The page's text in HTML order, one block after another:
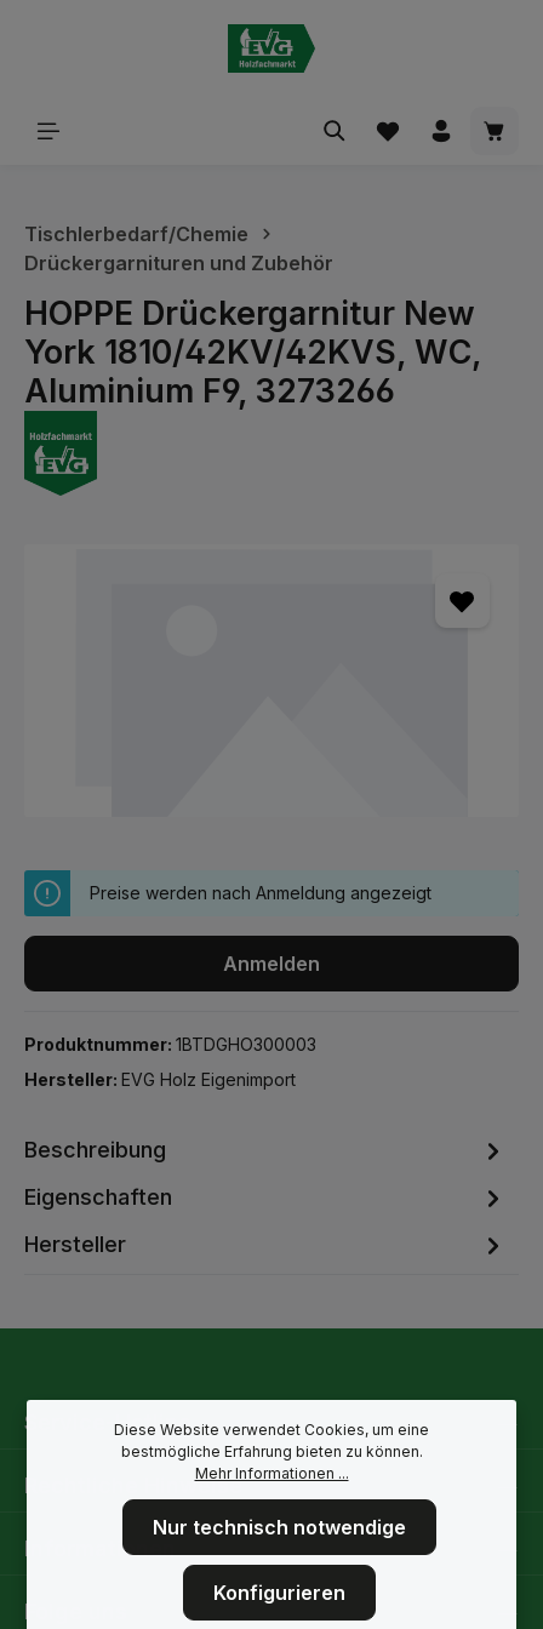
Tischlerbedarf/Chemie
Drückergarnituren und Zubehör
HOPPE Drückergarnitur New
York 1810/42KV/42KVS, WC,
Aluminium F9, 3273266
Preise werden nach Anmeldung angezeigt
Anmelden
Produktnummer: 1BTDGHO300003
Hersteller: EVG Holz Eigenimport
Beschreibung
Eigenschaften
Hersteller
Service-Hotline
Rechtliche Hinweise
Informationen
Folge uns
Diese Website verwendet Cookies, um eine
bestmögliche Erfahrung bieten zu können.
Mehr Informationen ...
Nur technisch notwendige
Konfigurieren